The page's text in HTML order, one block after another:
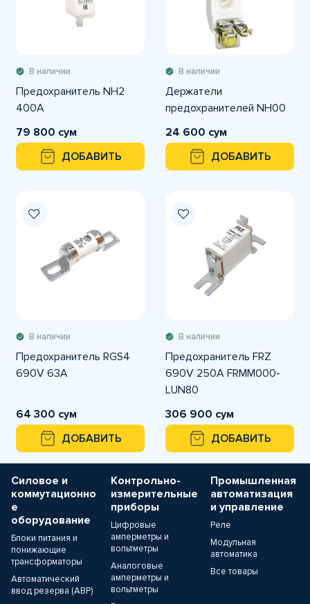
В наличии
Предохранитель NH2
400A
79 800 сум
ДОБАВИТЬ
В наличии
Держатели
предохранителей NH00
24 600 сум
ДОБАВИТЬ
В наличии
Предохранитель RGS4
690V 63A
64 300 сум
ДОБАВИТЬ
В наличии
Предохранитель FRZ
690V 250A FRMM000-
LUN80
306 900 сум
ДОБАВИТЬ
Силовое и
коммутационно
е
оборудование
Блоки питания и
понижающие
трансформаторы
Автоматический
ввод резерва (АВР)
Контрольно-
измерительные
приборы
Цифровые
амперметры и
вольтметры
Аналоговые
амперметры и
вольтметры
Промышленная
автоматизация
и управление
Реле
Модульная
автоматика
Все товары